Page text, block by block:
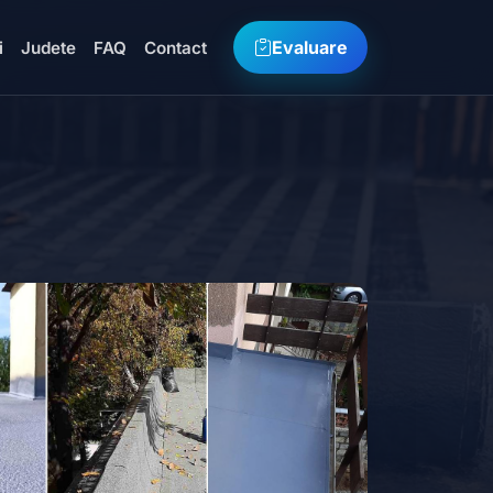
Judete FAQ Contact Evaluare